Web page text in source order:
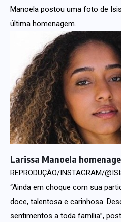
Manoela postou uma foto de
última homenagem.
Larissa Manoela
REPRODUÇÃO/INSTAGRAM/
“Ainda em choque com sua
doce, talentosa e carinhosa.
sentimentos a toda família”,